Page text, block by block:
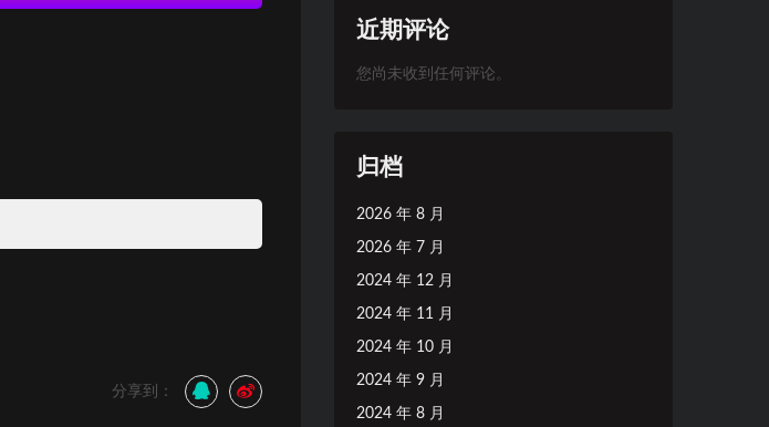
分享到：
近期评论
您尚未收到任何评论。
归档
2026 年 8 月
2026 年 7 月
2024 年 12 月
2024 年 11 月
2024 年 10 月
2024 年 9 月
2024 年 8 月